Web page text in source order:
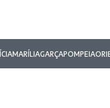
MARÍLIAGARÇAPOMPEIA